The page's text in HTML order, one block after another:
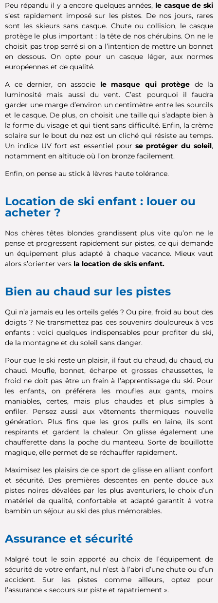
Peu répandu il y a encore quelques années, le casque de ski
s’est rapidement imposé sur les pistes. De nos jours, rares
sont les skieurs sans casque. Chute ou collision, le casque
protège le plus important : la tête de nos chérubins. On ne le
choisit pas trop serré si on a l’intention de mettre un bonnet
en dessous. On opte pour un casque léger, aux normes
européennes et de qualité.
A ce dernier, on associe le masque qui protège de la
luminosité mais aussi du vent. C’est pourquoi il faudra
garder une marge d’environ un centimètre entre les sourcils
et le casque. De plus, on choisit une taille qui s’adapte bien à
la forme du visage et qui tient sans difficulté. Enfin, la crème
solaire sur le bout du nez est un cliché qui résiste au temps.
Un indice UV fort est essentiel pourse protéger du soleil,
notamment en altitude où l’on bronze facilement.
Enfin, on pense au stick à lèvres haute tolérance.
Location de ski enfant : louer ou
acheter ?
Nos chères têtes blondes grandissent plus vite qu’on ne le
pense et progressent rapidement sur pistes, ce qui demande
un équipement plus adapté à chaque vacance. Mieux vaut
alors s’orienter vers la location de skis enfant.
Bien au chaud sur les pistes
Qui n’a jamais eu les orteils gelés ? Ou pire, froid au bout des
doigts ? Ne transmettez pas ces souvenirs douloureux à vos
enfants : voici quelques indispensables pour profiter du ski,
de la montagne et du soleil sans danger.
Pour que le ski reste un plaisir, il faut du chaud, du chaud, du
chaud. Moufle, bonnet, écharpe et grosses chaussettes, le
froid ne doit pas être un frein à l’apprentissage du ski. Pour
les enfants, on préférera les moufles aux gants, moins
maniables, certes, mais plus chaudes et plus simples à
enfiler. Pensez aussi aux vêtements thermiques nouvelle
génération. Plus fins que les gros pulls en laine, ils sont
respirants et gardent la chaleur. On glisse également une
chaufferette dans la poche du manteau. Sorte de bouillotte
magique, elle permet de se réchauffer rapidement.
Maximisez les plaisirs de ce sport de glisse en alliant confort
et sécurité. Des premières descentes en pente douce aux
pistes noires dévalées par les plus aventuriers, le choix d’un
matériel de qualité, confortable et adapté garantit à votre
bambin un séjour au ski des plus mémorables.
Assurance et sécurité
Malgré tout le soin apporté au choix de l’équipement de
sécurité de votre enfant, nul n’est à l’abri d’une chute ou d’un
accident. Sur les pistes comme ailleurs, optez pour
l’assurance « secours sur piste et rapatriement ».